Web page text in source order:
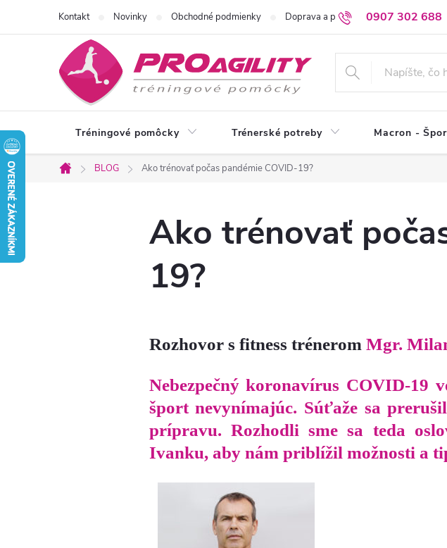
0907 302 688
Kontakt Novinky Obchodné podmienky Doprava a platba Ochrana
Tréningové pomôcky Trénerské potreby Macron -
Domov
BLOG Ako trénovať počas pandémie COVID-19?
Ako trénovať
19?
Rozhovor s fitness trénerom Mgr.
Nebezpečný koronavírus COVID-
šport nevynímajúc. Súťaže sa
prípravu. Rozhodli sme sa teda
Ivanku, aby nám priblížil možnosti a